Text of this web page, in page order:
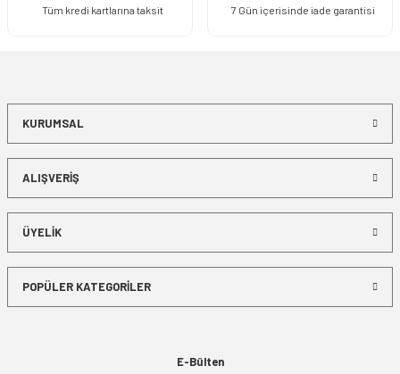
Tüm kredi kartlarına taksit 7 Gün içerisinde iade garantisi
KURUMSAL
ALIŞVERİŞ
ÜYELİK
POPÜLER KATEGORİLER
E-Bülten